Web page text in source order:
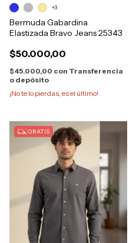
Bermuda Gabardina
Elastizada Bravo Jeans 25343
$50.000,00
$45.000,00 con Transferencia
o depósito
¡No te lo pierdas, es el último!
+3
GRATIS